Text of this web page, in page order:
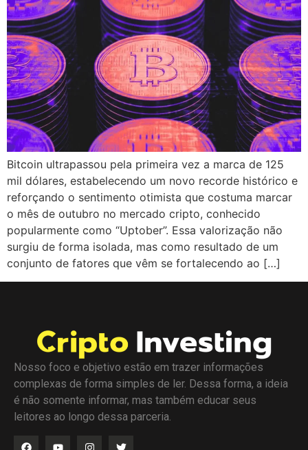
Bitcoin ultrapassou pela primeira vez a marca de 125
mil dólares, estabelecendo um novo recorde histórico e
reforçando o sentimento otimista que costuma marcar
o mês de outubro no mercado cripto, conhecido
popularmente como “Uptober”. Essa valorização não
surgiu de forma isolada, mas como resultado de um
conjunto de fatores que vêm se fortalecendo ao […]
Nosso foco e objetivo estão em trazer informações
complexas de forma simples de ler. Dessa forma, a ideia
é não somente informar, mas também educar seus
leitores ao longo dessa parceria.